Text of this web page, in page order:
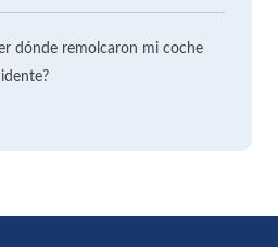
dónde remolcaron mi coche